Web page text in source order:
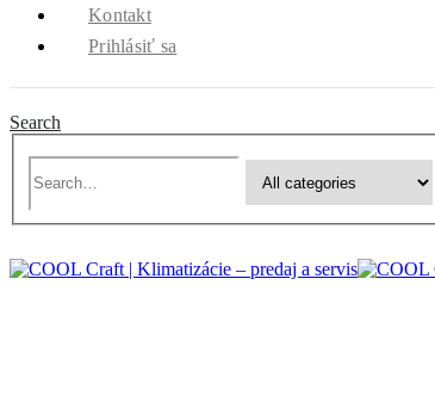
Kontakt
Prihlásiť sa
Search